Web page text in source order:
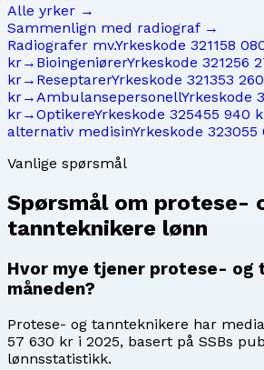
Alle yrker →
Sammenlign med radiograf→
Radiografer mv.Yrkeskode 321158
kr→ BioingeniørerYrkeskode 321256
kr→ ReseptarerYrkeskode 321353 260
kr→ AmbulansepersonellYrkeskode
kr→OptikereYrkeskode 325455 940
alternativ medisinYrkeskode 323055
Vanlige spørsmål
Spørsmål om protese-
tannteknikere lønn
Hvor mye tjener protese- og
måneden?
Protese- og tannteknikere har
57 630 kr i 2025, basert på SSBs
lønnsstatistikk.